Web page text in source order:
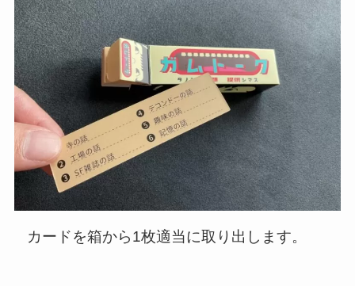
カードを箱から1枚適当に取り出します。